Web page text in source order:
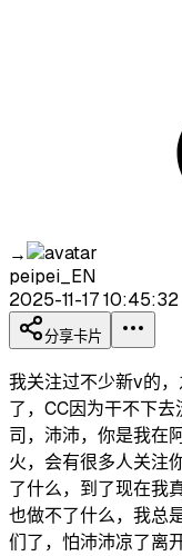
→
peipei_EN
2025-11-17 10:45:32
分享卡片
我关注过不少新v的
了，CC因为干不下
司，沛沛，你是我在
火，会有很多人关注
了什么，到了现在我
也做不了什么，我总
们了，怕沛沛凉了离